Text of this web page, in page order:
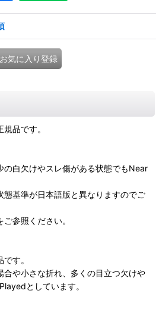
お気に入り登録
品です。
の白欠けやスレ傷がある状態でもNear
態基準が日本語版と異なりますのでご
参照ください。
す。
合や小さな折れ、多くの目立つ欠けや
としています。